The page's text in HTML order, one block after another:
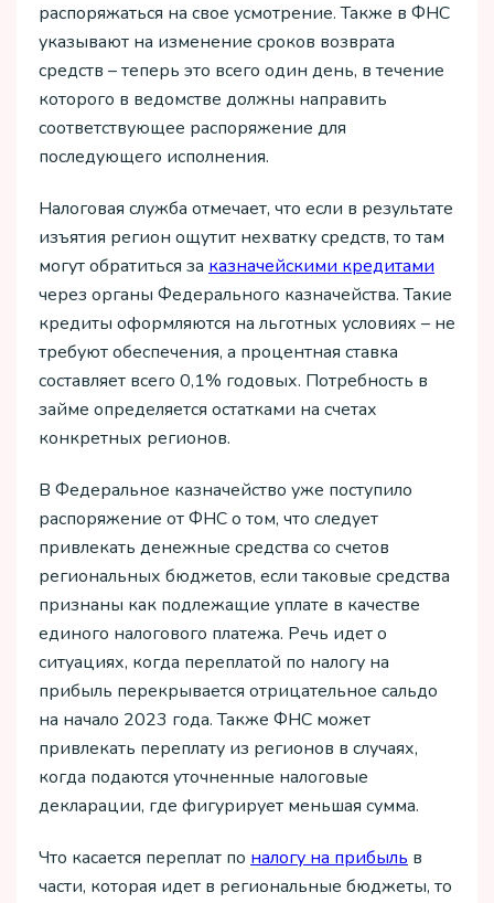
распоряжаться на свое усмотрение. Также в ФНС
указывают на изменение сроков возврата
средств – теперь это всего один день, в течение
которого в ведомстве должны направить
соответствующее распоряжение для
последующего исполнения.
Налоговая служба отмечает, что если в результате
изъятия регион ощутит нехватку средств, то там
могут обратиться за казначейскими кредитами
через органы Федерального казначейства. Такие
кредиты оформляются на льготных условиях – не
требуют обеспечения, а процентная ставка
составляет всего 0,1% годовых. Потребность в
займе определяется остатками на счетах
конкретных регионов.
В Федеральное казначейство уже поступило
распоряжение от ФНС о том, что следует
привлекать денежные средства со счетов
региональных бюджетов, если таковые средства
признаны как подлежащие уплате в качестве
единого налогового платежа. Речь идет о
ситуациях, когда переплатой по налогу на
прибыль перекрывается отрицательное сальдо
на начало 2023 года. Также ФНС может
привлекать переплату из регионов в случаях,
когда подаются уточненные налоговые
декларации, где фигурирует меньшая сумма.
Что касается переплат по налогу на прибыль в
части, которая идет в региональные бюджеты, то